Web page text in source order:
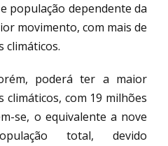
população dependente da
movimento, com mais de
climáticos.
poderá ter a maior
com 19 milhões
se, o equivalente a nove
total, devido